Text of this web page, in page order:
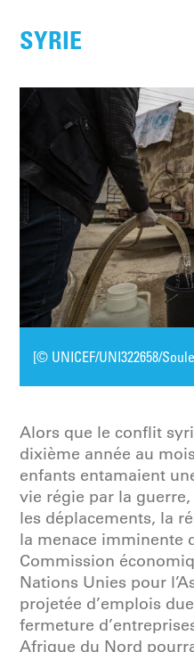
SYRIE
[© UNICEF/UNI322658/
Alors que le conflit
dixième année au
enfants entamaient
vie régie par la
les déplacements, la
la menace imminente
Commission
Nations Unies pour
projetée d’emplois
fermeture
Afrique du Nord